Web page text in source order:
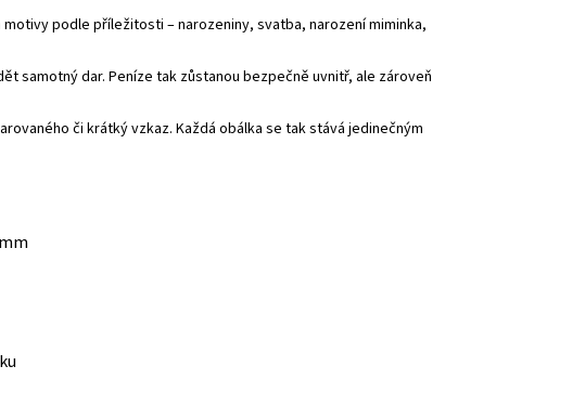
podle příležitosti – narozeniny, svatba, narození miminka,
samotný dar. Peníze tak zůstanou bezpečně uvnitř, ale zároveň
či krátký vzkaz. Každá obálka se tak stává jedinečným